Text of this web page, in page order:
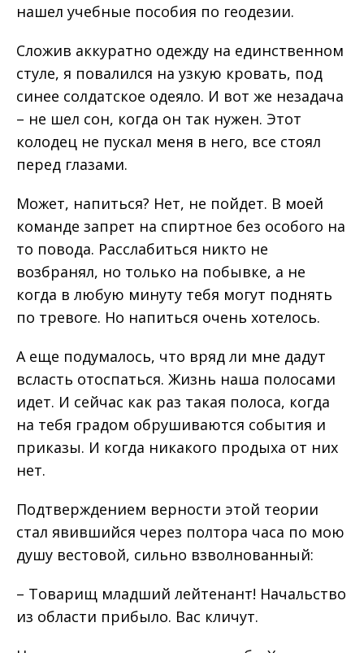
нашел учебные пособия по геодезии.
Сложив аккуратно одежду на единственном
стуле, я повалился на узкую кровать, под
синее солдатское одеяло. И вот же незадача
– не шел сон, когда он так нужен. Этот
колодец не пускал меня в него, все стоял
перед глазами.
Может, напиться? Нет, не пойдет. В моей
команде запрет на спиртное без особого на
то повода. Расслабиться никто не
возбранял, но только на побывке, а не
когда в любую минуту тебя могут поднять
по тревоге. Но напиться очень хотелось.
А еще подумалось, что вряд ли мне дадут
всласть отоспаться. Жизнь наша полосами
идет. И сейчас как раз такая полоса, когда
на тебя градом обрушиваются события и
приказы. И когда никакого продыха от них
нет.
Подтверждением верности этой теории
стал явившийся через полтора часа по мою
душу вестовой, сильно взволнованный:
– Товарищ младший лейтенант! Начальство
из области прибыло. Вас кличут.